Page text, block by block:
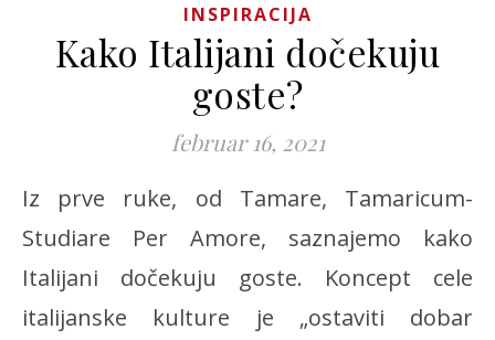
INSPIRACIJA
Kako Italijani dočekuju
goste?
februar 16, 2021
Iz prve ruke, od Tamare, Tamaricum-
Studiare Per Amore, saznajemo kako
Italijani dočekuju goste. Koncept cele
italijanske kulture je „ostaviti dobar